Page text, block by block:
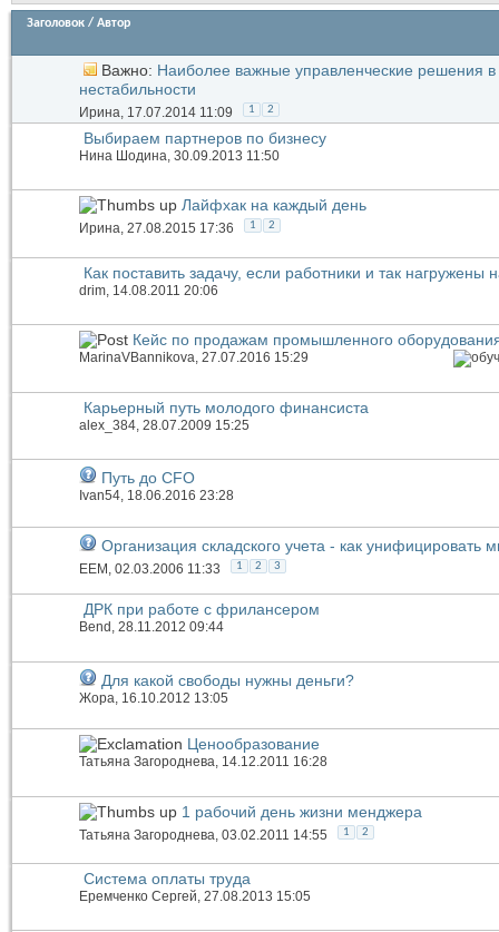
Заголовок / Автор
Важно: Наиболее важные управленческие решения
нестабильности
Иринa, 17.07.2014 11:09 1 2
Выбираем партнеров по бизнесу
Нина Шодина, 30.09.2013 11:50
Лайфхак на каждый день
Иринa, 27.08.2015 17:36 1 2
Как поставить задачу, если работники и так нагружены
drim , 14.08.2011 20:06
Кейс по продажам промышленного
MarinaVBannikova, 27.07.2016 15:29
Карьерный путь молодого финансиста
alex_384 , 28.07.2009 15:25
Путь до CFO
Ivan54, 18.06.2016 23:28
Организация складского учета - как унифицировать
EEM , 02.03.2006 11:33 1 2 3
ДРК при работе с фрилансером
Bend , 28.11.2012 09:44
Для какой свободы нужны деньги?
Жора , 16.10.2012 13:05
Ценообразование
Татьяна Загороднева, 14.12.2011 16:28
1 рабочий день жизни менджера
Татьяна Загороднева , 03.02.2011 14:55 1 2
Система оплаты труда
Еремченко Сергей, 27.08.2013 15:05